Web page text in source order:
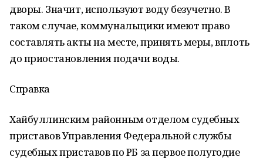
дворы. Значит, используют воду безучетно. В
таком случае, коммунальщики имеют право
составлять акты на месте, принять меры, вплоть
до приостановления подачи воды.
Справка
Хайбуллинским районным отделом судебных
приставов Управления Федеральной службы
судебных приставов по РБ за первое полугодие